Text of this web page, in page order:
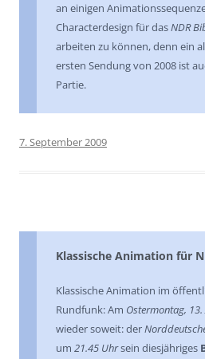
an einigen
Characterdesign für dasNDR
arbeiten zu können, denn ein
ersten Sendung von 2008 ist
Partie.
7. September 2009
Klassische Animation für
Klassische Animation im
Rundfunk: Am Ostermontag,
wieder soweit: der
um 21.45 Uhrsein diesjähriges